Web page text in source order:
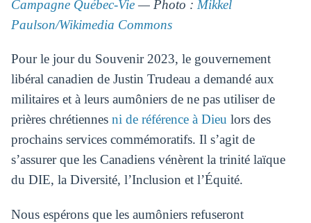
Campagne Québec-Vie— Photo : Mikkel
Paulson/Wikimedia Commons
Pour le jour du Souvenir 2023, le gouvernement
libéral canadien de Justin Trudeau a demandé aux
militaires et à leurs aumôniers de ne pas utiliser de
prières chrétiennes ni de référence à Dieu lors des
prochains services commémoratifs. Il s’agit de
s’assurer que les Canadiens vénèrent la trinité laïque
du DIE, la Diversité, l’Inclusion et l’Équité.
Nous espérons que les aumôniers refuseront